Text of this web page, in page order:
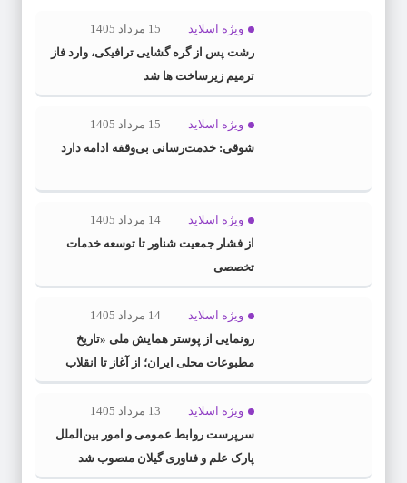
ویژه اسلاید
15 مرداد 1405
رشت پس از گره گشایی ترافیکی، وارد فاز
ترمیم زیرساخت ها شد
ویژه اسلاید
15 مرداد 1405
شوقی: خدمت‌رسانی بی‌وقفه ادامه دارد
ویژه اسلاید
14 مرداد 1405
از فشار جمعیت شناور تا توسعه خدمات
تخصصی
ویژه اسلاید
14 مرداد 1405
رونمایی از پوستر همایش ملی «تاریخ
مطبوعات محلی ایران؛ از آغاز تا انقلاب
اسلامی» در گیلان
ویژه اسلاید
13 مرداد 1405
سرپرست روابط عمومی و امور بین‌الملل
پارک علم و فناوری گیلان منصوب شد